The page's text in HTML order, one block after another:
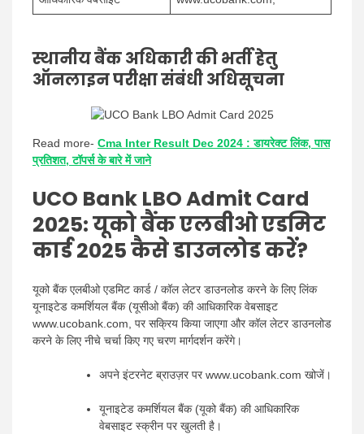
स्थानीय बैंक अधिकारी की भर्ती हेतु
ऑनलाइन परीक्षा संबंधी अधिसूचना
Read more- Cma Inter Result Dec 2024 : डायरेक्ट लिंक, पास
प्रतिशत, टॉपर्स के बारे में जाने
UCO Bank LBO Admit Card
2025: यूको बैंक एलबीओ एडमिट
कार्ड 2025 कैसे डाउनलोड करें?
यूको बैंक एलबीओ एडमिट कार्ड / कॉल लेटर डाउनलोड करने के लिए लिंक
यूनाइटेड कमर्शियल बैंक (यूसीओ बैंक) की आधिकारिक वेबसाइट
www.ucobank.com, पर सक्रिय किया जाएगा और कॉल लेटर डाउनलोड
करने के लिए नीचे चर्चा किए गए चरण मार्गदर्शन करेंगे।
अपने इंटरनेट ब्राउज़र पर www.ucobank.com खोजें।
यूनाइटेड कमर्शियल बैंक (यूको बैंक) की आधिकारिक
वेबसाइट स्क्रीन पर खुलती है।